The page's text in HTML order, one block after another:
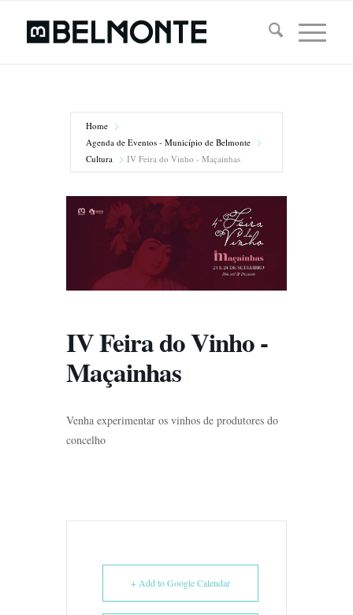
Home
Agenda de Eventos - Município de Belmonte
Cultura
IV Feira do Vinho - Maçainhas
IV Feira do Vinho -
Maçainhas
Venha experimentar os vinhos de produtores do
concelho
+ Add to Google Calendar